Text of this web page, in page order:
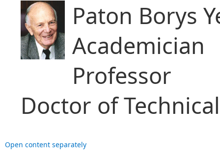
Paton Borys
Academician
Professor
Doctor of
Open content separately